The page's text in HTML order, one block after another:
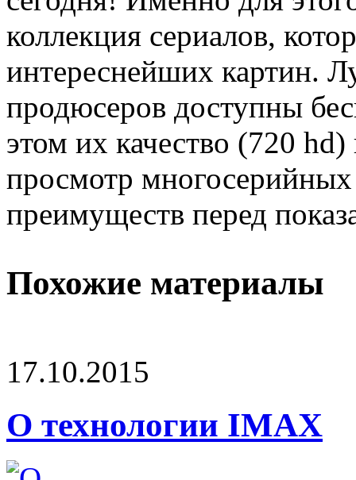
коллекция сериалов,
интереснейших картин.
продюсеров доступны
этом их качество (720
просмотр
преимуществ перед
Похожие материалы
17.10.2015
О технологии IMAX